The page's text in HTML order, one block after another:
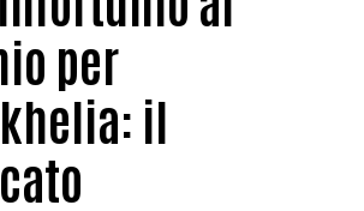
per
il